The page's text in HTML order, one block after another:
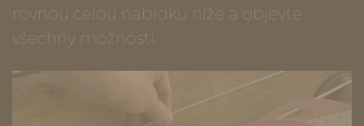
rovnou celou nabídku níže a objevte
všechny možnosti.